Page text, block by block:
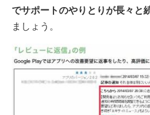
でサポートのやりとりが長々と
ましょう。